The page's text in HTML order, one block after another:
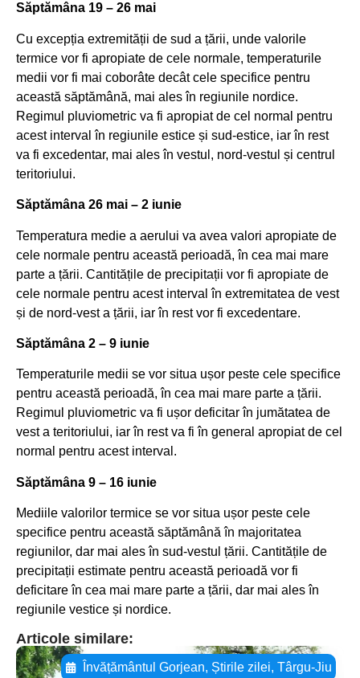
Săptămâna 19 – 26 mai
Cu excepția extremității de sud a țării, unde valorile
termice vor fi apropiate de cele normale, temperaturile
medii vor fi mai coborâte decât cele specifice pentru
această săptămână, mai ales în regiunile nordice.
Regimul pluviometric va fi apropiat de cel normal pentru
acest interval în regiunile estice și sud-estice, iar în rest
va fi excedentar, mai ales în vestul, nord-vestul și centrul
teritoriului.
Săptămâna 26 mai – 2 iunie
Temperatura medie a aerului va avea valori apropiate de
cele normale pentru această perioadă, în cea mai mare
parte a țării. Cantitățile de precipitații vor fi apropiate de
cele normale pentru acest interval în extremitatea de vest
și de nord-vest a țării, iar în rest vor fi excedentare.
Săptămâna 2 – 9 iunie
Temperaturile medii se vor situa ușor peste cele specifice
pentru această perioadă, în cea mai mare parte a țării.
Regimul pluviometric va fi ușor deficitar în jumătatea de
vest a teritoriului, iar în rest va fi în general apropiat de cel
normal pentru acest interval.
Săptămâna 9 – 16 iunie
Mediile valorilor termice se vor situa ușor peste cele
specifice pentru această săptămână în majoritatea
regiunilor, dar mai ales în sud-vestul țării. Cantitățile de
precipitații estimate pentru această perioadă vor fi
deficitare în cea mai mare parte a țării, dar mai ales în
regiunile vestice și nordice.
Articole similare:
Învățământul Gorjean, Știrile zilei, Târgu-Jiu